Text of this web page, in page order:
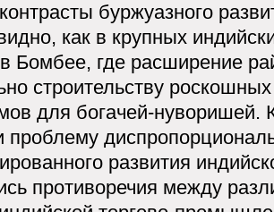
буржуазного
как в крупных
Бомбее, где расширение
строительству
для богачей-нуворишей.
проблему
развития
противоречия между